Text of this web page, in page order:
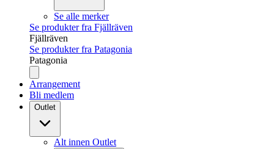
Se alle merker
Se produkter fra Fjällräven
Fjällräven
Se produkter fra Patagonia
Patagonia
Arrangement
Bli medlem
Outlet
Alt innen Outlet